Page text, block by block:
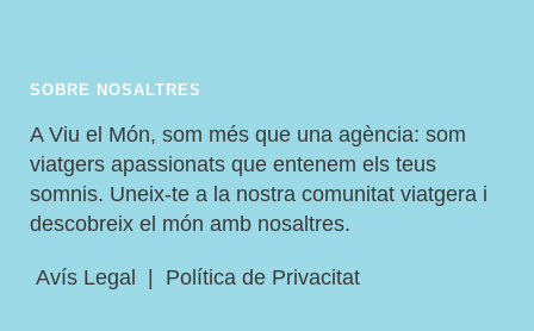
SOBRE NOSALTRES
A Viu el Món, som més que una agència: som
viatgers apassionats que entenem els teus
somnis. Uneix-te a la nostra comunitat viatgera i
descobreix el món amb nosaltres.
Avís Legal | Política de Privacitat